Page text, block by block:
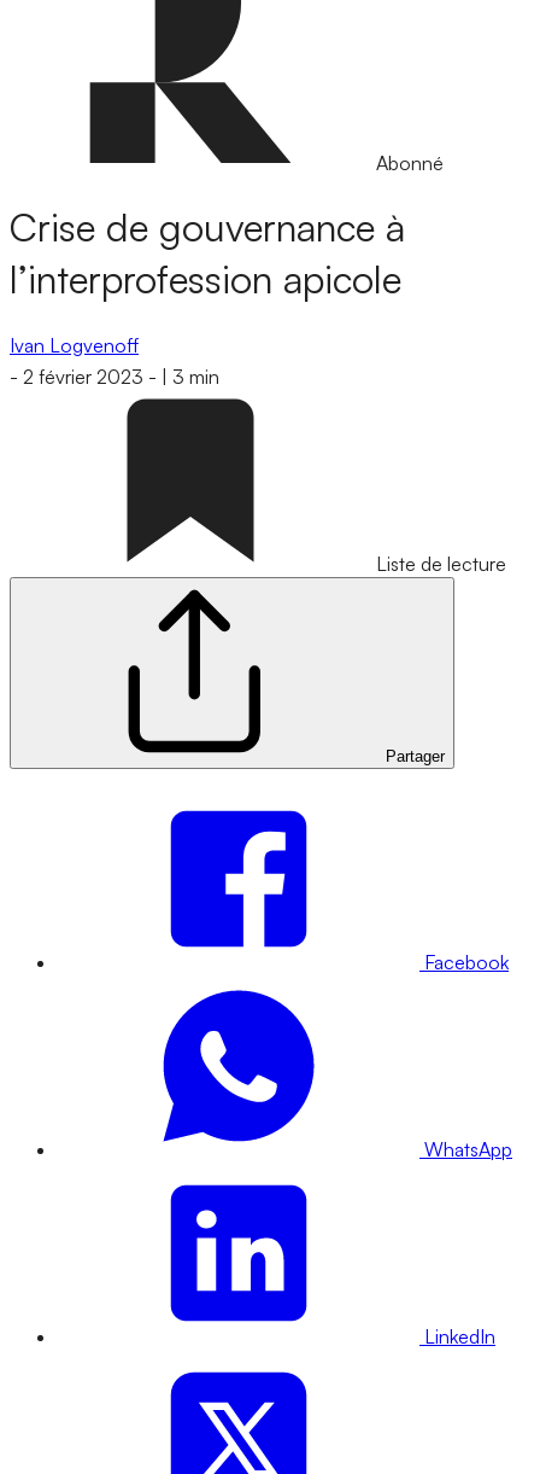
Abonné
Crise de gouvernance à
l’interprofession apicole
Ivan Logvenoff
- 2 février 2023 - 3 min
Liste de lecture
Partager
Facebook
WhatsApp
LinkedIn